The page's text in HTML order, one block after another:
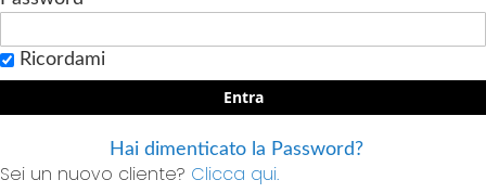
Ricordami
Entra
Hai dimenticato la Password?
Sei un nuovo cliente? Clicca qui.